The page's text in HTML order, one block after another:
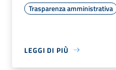
Trasparenza amministrativa
LEGGI DI PIÙ